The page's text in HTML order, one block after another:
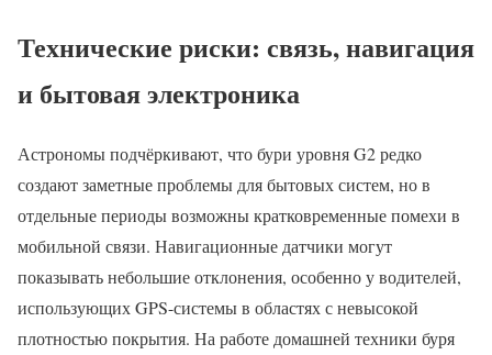
Технические риски: связь, навигация
и бытовая электроника
Астрономы подчёркивают, что бури уровня G2 редко
создают заметные проблемы для бытовых систем, но в
отдельные периоды возможны кратковременные помехи в
мобильной связи. Навигационные датчики могут
показывать небольшие отклонения, особенно у водителей,
использующих GPS-системы в областях с невысокой
плотностью покрытия. На работе домашней техники буря